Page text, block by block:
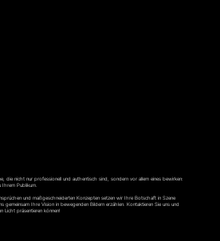
die nicht nur professionell und authentisch sind, sondern vor allem eines bewirken:
Ihrem Publikum.
und maßgeschneiderten Konzepten setzen wir Ihre Botschaft in Szene
gemeinsam Ihre Vision in bewegenden Bildern erzählen. Kontaktieren Sie uns und
Licht präsentieren können!